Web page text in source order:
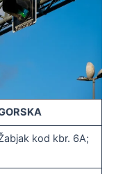
kod kbr. 6A;